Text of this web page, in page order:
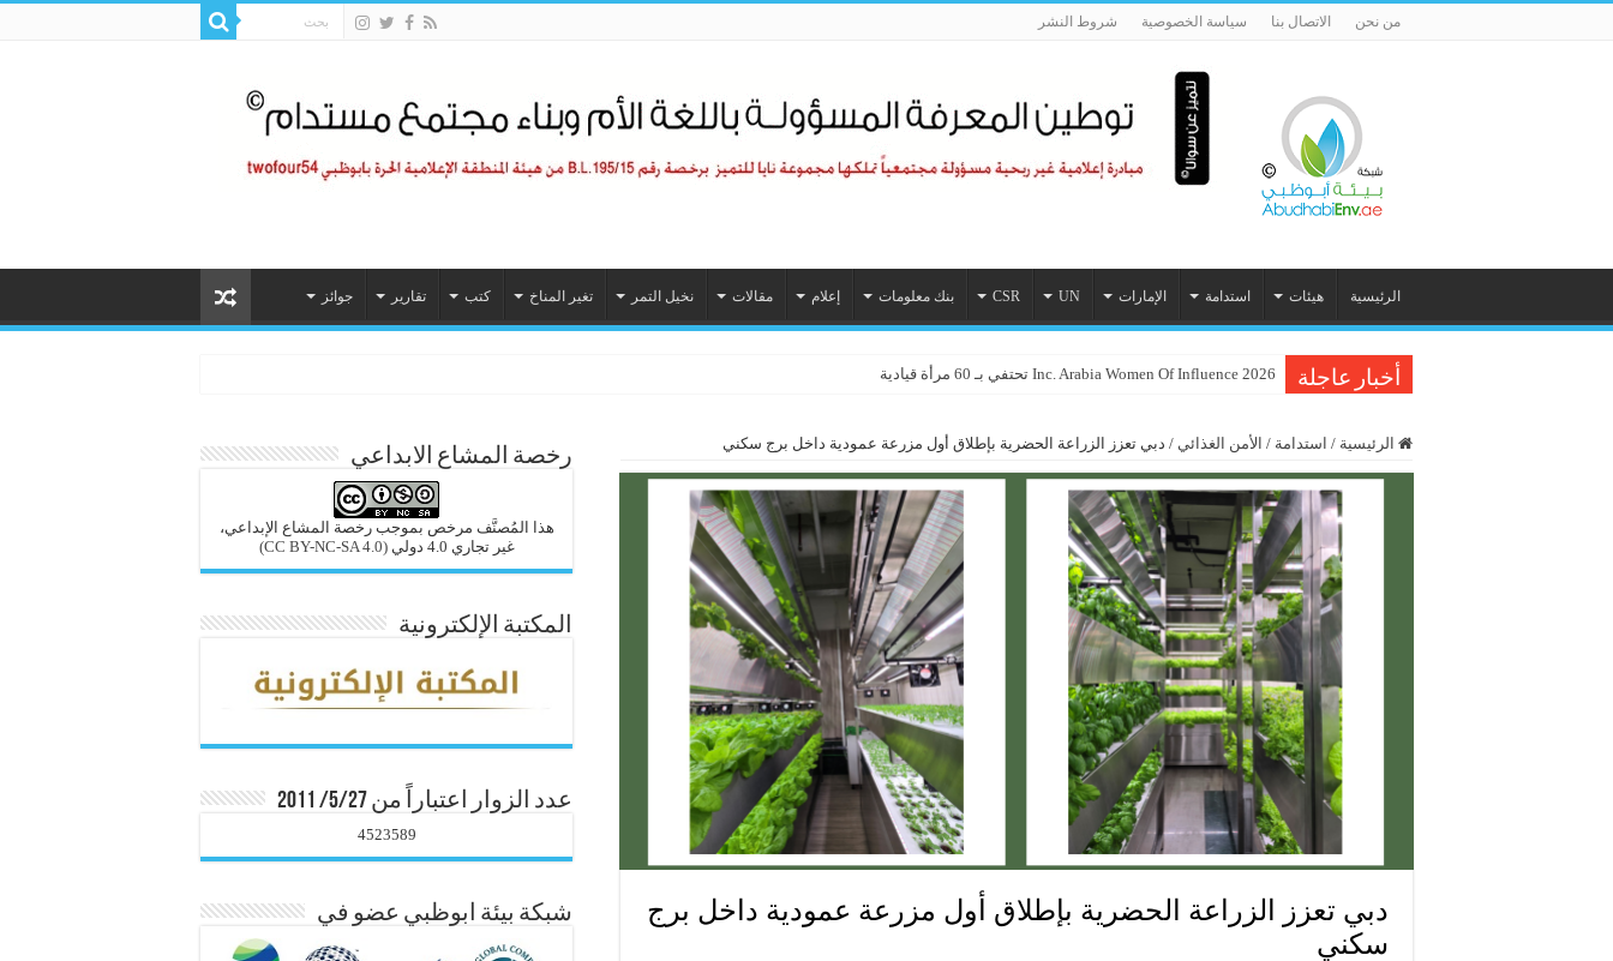
من نحن الاتصال بنا سياسة الخصوصية شروط النشر
الرئيسية هيئات استدامة الإمارات UN
CSR بنك معلومات إعلام مقالات نخيل التمر تغير المناخ كتب تقارير جوائز
أخبار عاجلة Inc. Arabia Women Of Influence 2026 تحتفي بـ 60 مرأة قيادية
الرئيسية / استدامة / الأمن الغذائي / دبي تعزز الزراعة الحضرية بإطلاق أول مزرعة عمودية داخل برج سكني
دبي تعزز الزراعة الحضرية بإطلاق أول مزرعة عمودية داخل برج
سكني
رخصة المشاع الابداعي
هذا المُصنَّف مرخص بموجب رخصة المشاع الإبداعي،
غير تجاري 4.0 دولي
(CC BY-NC-SA 4.0)
المكتبة الإلكترونية
عدد الزوار اعتباراً من 5/27/ 2011
4523589
شبكة بيئة ابوظبي عضو في